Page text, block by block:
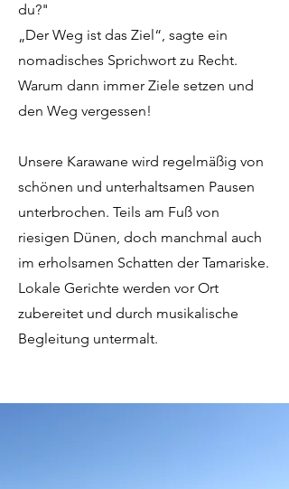
du?"
„Der Weg ist das Ziel“, sagte ein
nomadisches Sprichwort zu Recht.
Warum dann immer Ziele setzen und
den Weg vergessen!
Unsere Karawane wird regelmäßig von
schönen und unterhaltsamen Pausen
unterbrochen. Teils am Fuß von
riesigen Dünen, doch manchmal auch
im erholsamen Schatten der Tamariske.
Lokale Gerichte werden vor Ort
zubereitet und durch musikalische
Begleitung untermalt.